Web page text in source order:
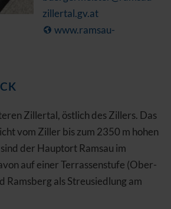
zillertal.gv.at
www.ramsau-
Zillertal, östlich des Zillers. Das
vom Ziller bis zum 2350 m hohen
der Hauptort Ramsau im
auf einer Terrassenstufe (Ober-
Ramsberg als Streusiedlung am